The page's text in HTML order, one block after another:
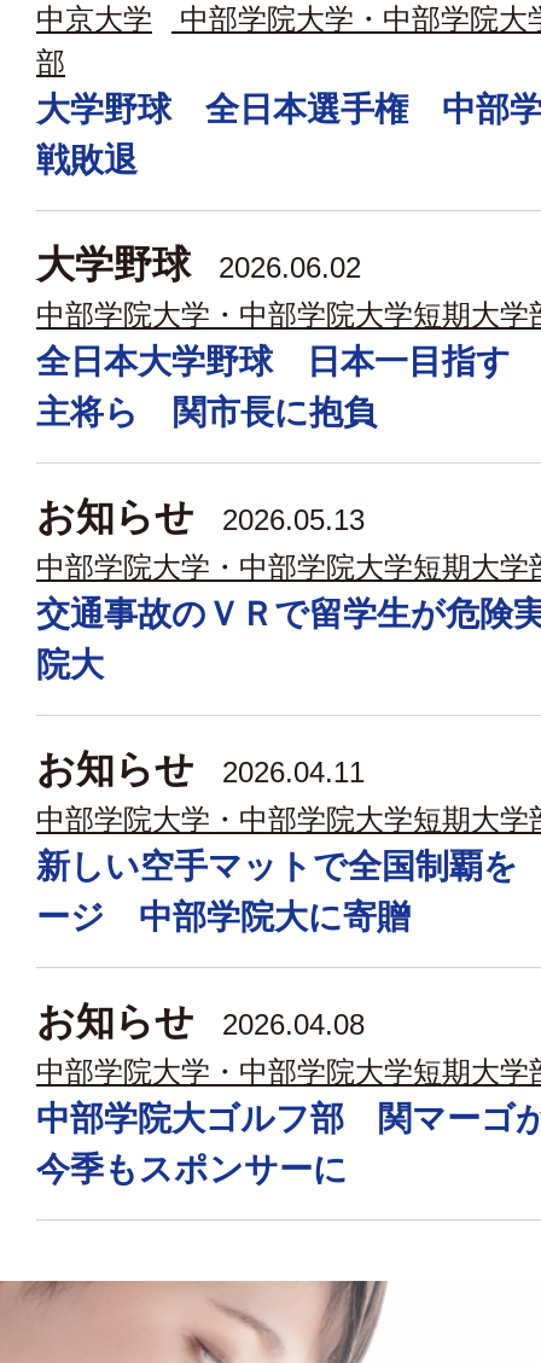
中京大学
中部学院大学・中部学院大
部
大学野球 全日本選手権 中部
戦敗退
大学野球
2026.06.02
中部学院大学・中部学院大学短期大学
全日本大学野球 日本一目指す
主将ら 関市長に抱負
お知らせ
2026.05.13
中部学院大学・中部学院大学短期大学
交通事故のＶＲで留学生が危険
院大
お知らせ
2026.04.11
中部学院大学・中部学院大学短期大学
新しい空手マットで全国制覇
ージ 中部学院大に寄贈
お知らせ
2026.04.08
中部学院大学・中部学院大学短期大学
中部学院大ゴルフ部 関マー
今季もスポンサーに